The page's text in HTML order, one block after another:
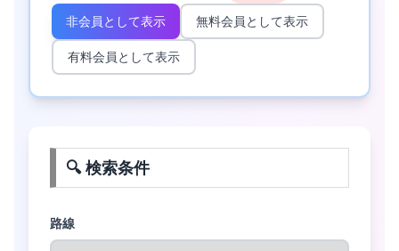
非会員として表示 無料会員として表示
有料会員として表示
🔍 検索条件
路線